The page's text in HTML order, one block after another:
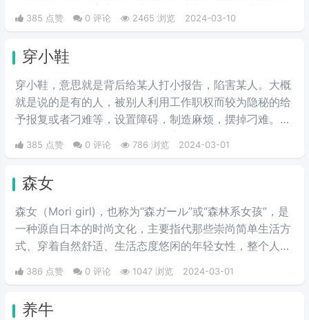
圣费尔南多谷地富家女的典型）。或者说得难听点，就是
形容波大无脑又拜金虚荣的金发妹，一般被如此称呼的女
娘。
385 点赞 0 评论 2465 浏览 2024-03-10
穿小鞋
穿小鞋，意思就是背后给某人打小报告，陷害某人。大概
就是说的是有的人，被别人利用工作职权而较为隐秘的给
予报复或者刁难等，设置障碍，制造麻烦，摆掉刁难。一
般最常见的比如工作中被打小报告等。
385 点赞 0 评论 786 浏览 2024-03-01
森女
森女（Mori girl)，也称为“森ガール”或“森林系女孩”，是
一种源自日本的时尚文化，主要指代那些崇尚简单生活方
式、穿着自然舒适、生活态度悠闲的年轻女性，整个人看
386 点赞 0 评论 1047 浏览 2024-03-01
养牛